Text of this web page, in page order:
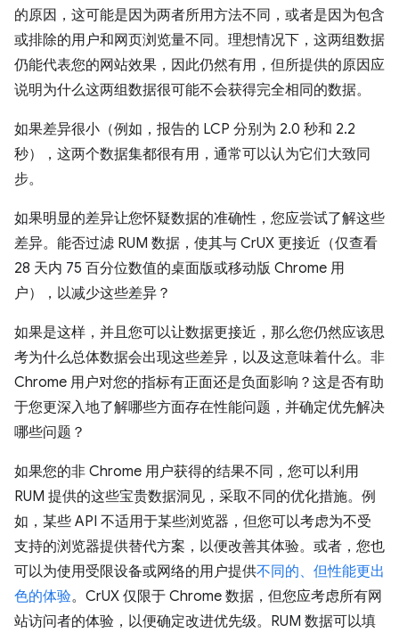
的原因，这可能是因为两者所用方法不同，或者是因为包含
或排除的用户和网页浏览量不同。理想情况下，这两组数据
仍能代表您的网站效果，因此仍然有用，但所提供的原因应
说明为什么这两组数据很可能不会获得完全相同的数据。
如果差异很小（例如，报告的 LCP 分别为 2.0 秒和 2.2
秒），这两个数据集都很有用，通常可以认为它们大致同
步。
如果明显的差异让您怀疑数据的准确性，您应尝试了解这些
差异。能否过滤 RUM 数据，使其与 CrUX 更接近（仅查看
28 天内 75 百分位数值的桌面版或移动版 Chrome 用
户），以减少这些差异？
如果是这样，并且您可以让数据更接近，那么您仍然应该思
考为什么总体数据会出现这些差异，以及这意味着什么。非
Chrome 用户对您的指标有正面还是负面影响？这是否有助
于您更深入地了解哪些方面存在性能问题，并确定优先解决
哪些问题？
如果您的非 Chrome 用户获得的结果不同，您可以利用
RUM 提供的这些宝贵数据洞见，采取不同的优化措施。例
如，某些 API 不适用于某些浏览器，但您可以考虑为不受
支持的浏览器提供替代方案，以便改善其体验。或者，您也
可以为使用受限设备或网络的用户提供不同的、但性能更出
色的体验。CrUX 仅限于 Chrome 数据，但您应考虑所有网
站访问者的体验，以便确定改进优先级。RUM 数据可以填